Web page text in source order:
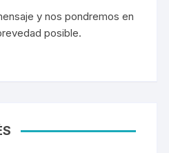
y nos pondremos en
posible.